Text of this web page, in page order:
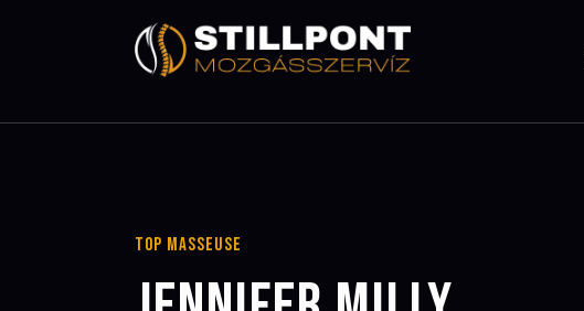
Top Masseuse